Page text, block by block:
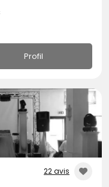
Profil
22 avis